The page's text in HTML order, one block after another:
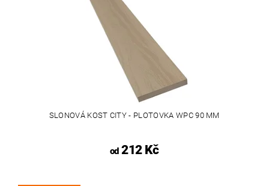
SLONOVÁ KOST CITY - PLOTOVKA WPC 90 MM
od212 Kč